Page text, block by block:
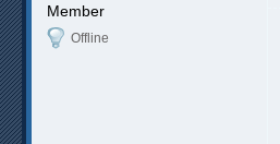
Member
Offline